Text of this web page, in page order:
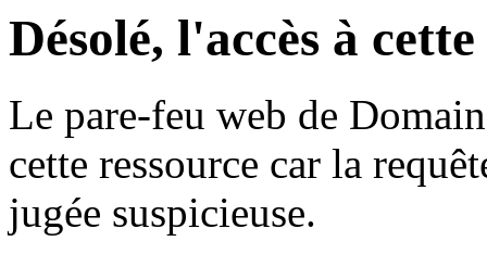
Désolé, l'accès à
Le pare-feu web de
cette ressource car la
jugée suspicieuse.